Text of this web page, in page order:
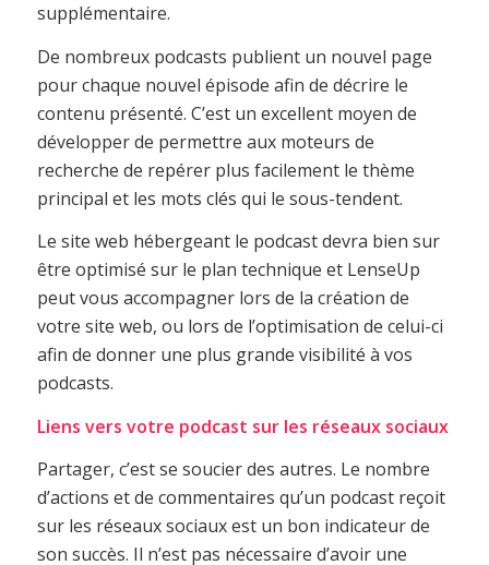
supplémentaire.
De nombreux podcasts publient un nouvel page
pour chaque nouvel épisode afin de décrire le
contenu présenté. C’est un excellent moyen de
développer de permettre aux moteurs de
recherche de repérer plus facilement le thème
principal et les mots clés qui le sous-tendent.
Le site web hébergeant le podcast devra bien sur
être optimisé sur le plan technique et LenseUp
peut vous accompagner lors de la création de
votre site web, ou lors de l’optimisation de celui-ci
afin de donner une plus grande visibilité à vos
podcasts.
Liens vers votre podcast sur les réseaux sociaux
Partager, c’est se soucier des autres. Le nombre
d’actions et de commentaires qu’un podcast reçoit
sur les réseaux sociaux est un bon indicateur de
son succès. Il n’est pas nécessaire d’avoir une